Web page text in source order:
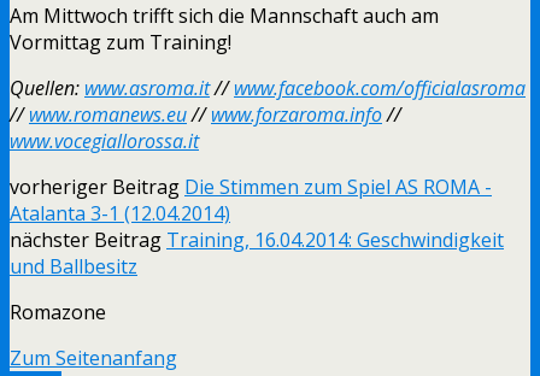
Am Mittwoch trifft sich die Mannschaft auch am
Vormittag zum Training!
Quellen: www.asroma.it//www.facebook.com/officialasroma
//www.romanews.eu//www.forzaroma.info//
www.vocegiallorossa.it
vorheriger Beitrag Die Stimmen zum Spiel AS ROMA -
Atalanta 3-1 (12.04.2014)
nächster Beitrag Training, 16.04.2014: Geschwindigkeit
und Ballbesitz
Romazone
Zum Seitenanfang